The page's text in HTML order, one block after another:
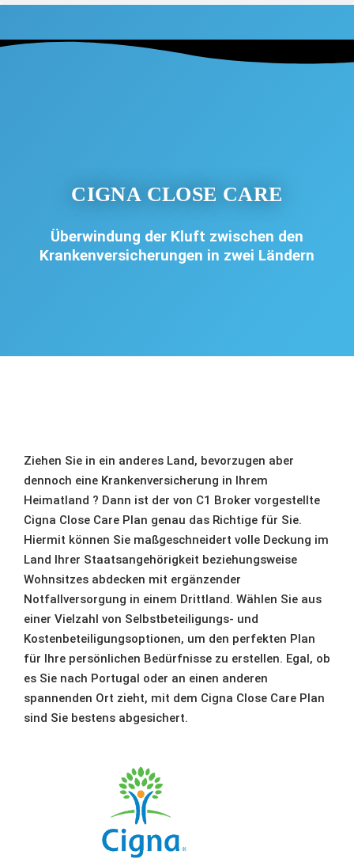
CIGNA CLOSE CARE
Überwindung der Kluft zwischen den
Krankenversicherungen in zwei Ländern
Ziehen Sie in ein anderes Land, bevorzugen aber
dennoch eine Krankenversicherung in Ihrem
Heimatland ? Dann ist der von C1 Broker vorgestellte
Cigna Close Care Plan genau das Richtige für Sie.
Hiermit können Sie maßgeschneidert volle Deckung im
Land Ihrer Staatsangehörigkeit beziehungsweise
Wohnsitzes abdecken mit ergänzender
Notfallversorgung in einem Drittland. Wählen Sie aus
einer Vielzahl von Selbstbeteiligungs- und
Kostenbeteiligungsoptionen, um den perfekten Plan
für Ihre persönlichen Bedürfnisse zu erstellen. Egal, ob
es Sie nach Portugal oder an einen anderen
spannenden Ort zieht, mit dem Cigna Close Care Plan
sind Sie bestens abgesichert.